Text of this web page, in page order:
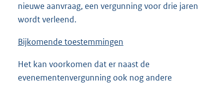
nieuwe aanvraag, een vergunning voor drie jaren
wordt verleend.
Bijkomende toestemmingen
Het kan voorkomen dat er naast de
evenementenvergunning ook nog andere